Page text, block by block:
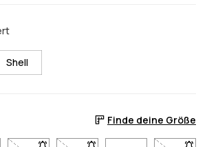
Shell
Finde deine Größe